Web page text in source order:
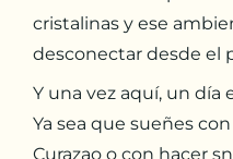
cristalinas y ese
desconectar desde el
Y una vez aquí, un día
Ya sea que sueñes
Curazao o con hacer